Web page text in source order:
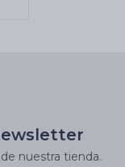
nuestra tienda.